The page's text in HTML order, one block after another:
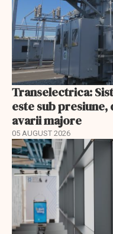
Transelectrica:
este sub
avarii majore
05 AUGUST 2026